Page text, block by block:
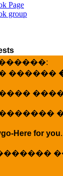
Page
group
������
Here for you.